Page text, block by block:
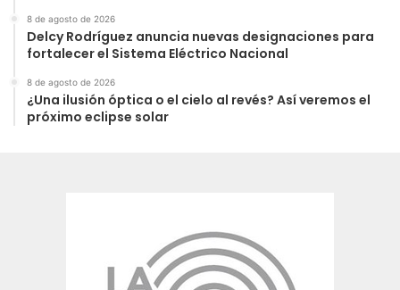
8 de agosto de 2026
Delcy Rodríguez anuncia nuevas designaciones para
fortalecer el Sistema Eléctrico Nacional
8 de agosto de 2026
¿Una ilusión óptica o el cielo al revés? Así veremos el
próximo eclipse solar